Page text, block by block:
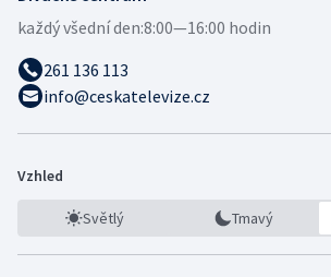
každý všední den:8:00—16:00 hodin
261 136 113
info@ceskatelevize.cz
Vzhled
Světlý Tmavý